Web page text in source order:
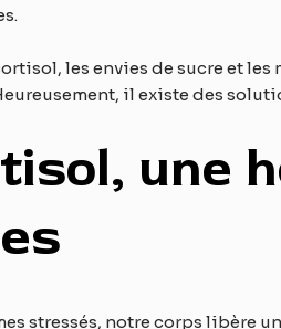
les envies de sucre et
il existe des
une
stressés, notre corps libère